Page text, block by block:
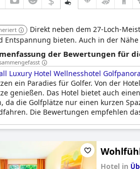
Direkt neben dem 27-Loch-
Entspannung bieten. Auch in der
der Bewertungen für
Luxury Hotel Wellnesshotel
ein Paradies für Golfer. Von der
genießen. Das Hotel bietet auch
da die Golfplätze nur einen kurzen
Die Bewertungen empfehlen
Hotel in